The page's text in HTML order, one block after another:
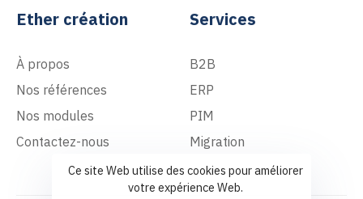
Ether création
À propos
Nos références
Nos modules
Contactez-nous
Services
B2B
ERP
PIM
Migration
Ce site Web utilise des cookies pour améliorer
votre expérience Web.